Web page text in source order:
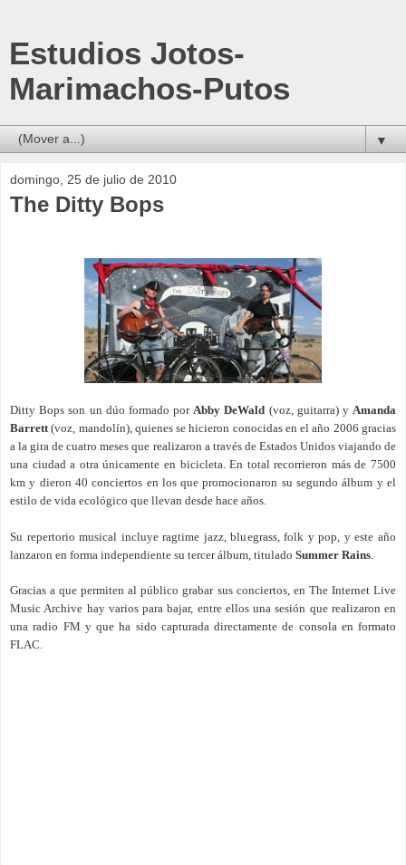
Estudios Jotos-
Marimachos-Putos
▼
domingo, 25 de julio de 2010
The Ditty Bops
Ditty Bops son un dúo formado por Abby DeWald (voz, guitarra) y Amanda
Barrett (voz, mandolín), quienes se hicieron conocidas en el año 2006 gracias
a la gira de cuatro meses que realizaron a través de Estados Unidos viajando de
una ciudad a otra únicamente en bicicleta. En total recorrieron más de 7500
km y dieron 40 conciertos en los que promocionaron su segundo álbum y el
estilo de vida ecológico que llevan desde hace años.
Su repertorio musical incluye ragtime jazz, bluegrass, folk y pop, y este año
lanzaron en forma independiente su tercer álbum, titulado Summer Rains
Gracias a que permiten al público grabar sus conciertos, en The Internet Live
Music Archive hay varios para bajar, entre ellos unasesión que realizaron en
una radio FM y que ha sido capturada directamente de consola en formato
FLAC